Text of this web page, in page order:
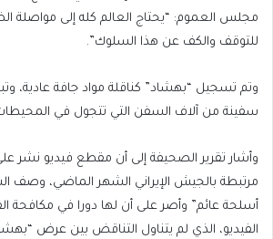
مجلس العموم: “يحتاج العالم كله إلى مواصلة
للتوقف والكف عن هذا السلوك”.
وتم تسجيل “بهشاد” كناقلة مواد جافة عادية،
سفينة من آلاف السفن التي تتجول في
وأشار تقرير الصحيفة إلى أن مقطع فيديو نشر
مرتبطة بالجيش الإيراني الشهر الماضي، وصف
أسلحة عائم” وأصر على أن لها دورا في مكافحة
الفيديو، الذي لم يتناول التناقض بين عرض